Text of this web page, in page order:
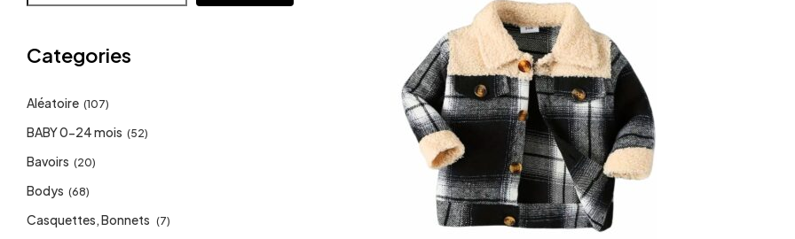
Categories
Aléatoire (107)
BABY 0-24 mois (52)
Bavoirs (20)
Bodys (68)
Casquettes, Bonnets (7)